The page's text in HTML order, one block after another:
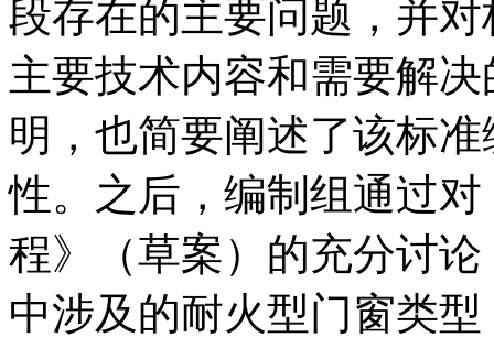
段存在的主要问题，并
主要技术内容和需要解
明，也简要阐述了该标
性。之后，编制组通过
程》（草案）的充分讨
中涉及的耐火型门窗类